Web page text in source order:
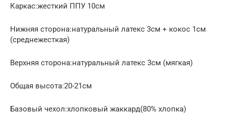
Каркас:жесткий ППУ 10см
Нижняя сторона:натуральный латекс 3см + кокос 1см
(среднежесткая)
Верхняя сторона:натуральный латекс 3см (мягкая)
Общая высота:20-21см
Базовый чехол:хлопковый жаккард(80% хлопка)